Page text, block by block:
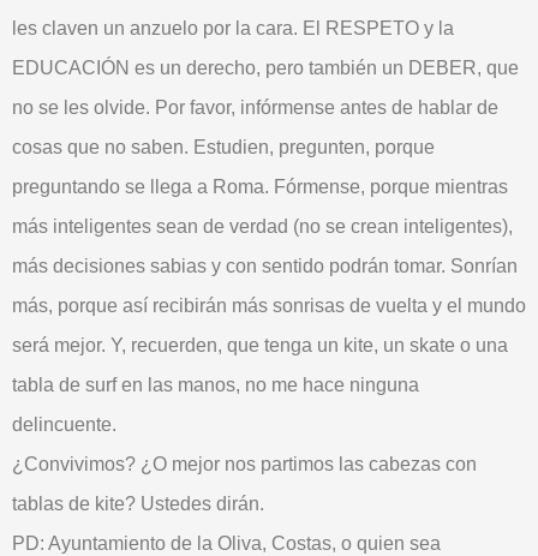
les claven un anzuelo por la cara. El
RESPETO y la
EDUCACIÓN es un derecho, pero también un DEBER, que
no se les olvide. Por favor, infórmense antes de hablar de
cosas que no saben. Estudien, pregunten, porque
preguntando se llega a Roma. Fórmense, porque mientras
más inteligentes sean de verdad (no se crean inteligentes),
más decisiones sabias y con sentido podrán tomar. Sonrían
más, porque así recibirán más sonrisas de vuelta y el mundo
será mejor. Y, recuerden, que tenga un kite, un skate o una
tabla de surf en las manos, no me hace ninguna
delincuente.
¿Convivimos? ¿O mejor nos partimos las cabezas con
tablas de kite? Ustedes dirán.
PD: Ayuntamiento de la Oliva, Costas, o quien sea